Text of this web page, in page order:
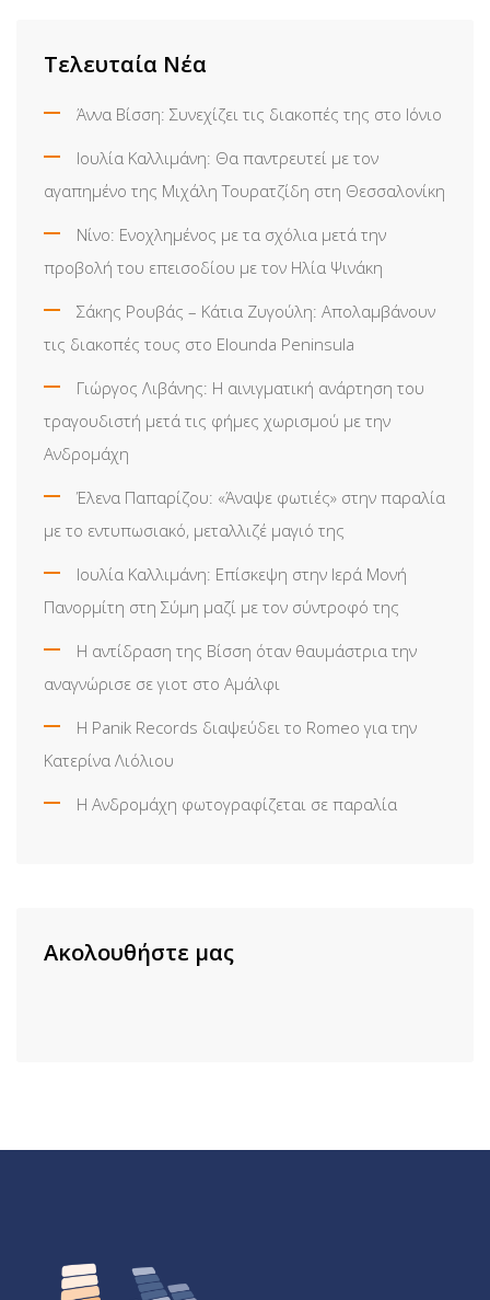
Τελευταία Νέα
Άννα Βίσση: Συνεχίζει τις διακοπές της στο Ιόνιο
Ιουλία Καλλιμάνη: Θα παντρευτεί με τον
αγαπημένο της Μιχάλη Τουρατζίδη στη Θεσσαλονίκη
Νίνο: Ενοχλημένος με τα σχόλια μετά την
προβολή του επεισοδίου με τον Ηλία Ψινάκη
Σάκης Ρουβάς – Κάτια Ζυγούλη: Απολαμβάνουν
τις διακοπές τους στο Elounda Peninsula
Γιώργος Λιβάνης: Η αινιγματική ανάρτηση του
τραγουδιστή μετά τις φήμες χωρισμού με την
Ανδρομάχη
Έλενα Παπαρίζου: «Άναψε φωτιές» στην παραλία
με το εντυπωσιακό, μεταλλιζέ μαγιό της
Ιουλία Καλλιμάνη: Επίσκεψη στην Ιερά Μονή
Πανορμίτη στη Σύμη μαζί με τον σύντροφό της
Η αντίδραση της Βίσση όταν θαυμάστρια την
αναγνώρισε σε γιοτ στο Αμάλφι
Η Panik Records διαψεύδει το Romeo για την
Κατερίνα Λιόλιου
Η Ανδρομάχη φωτογραφίζεται σε παραλία
Ακολουθήστε μας